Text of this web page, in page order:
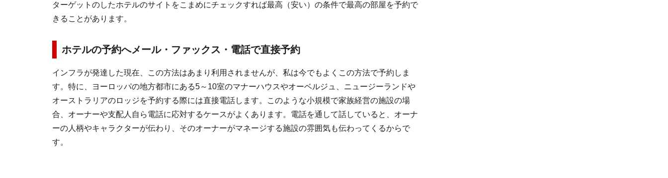
ターゲットのしたホテルのサイトをこまめにチェックすれば最高（安い）の条件で最高の部屋を予約で
きることがあります。
ホテルの予約へメール・ファックス・電話で直接予約
インフラが発達した現在、この方法はあまり利用されませんが、私は今でもよくこの方法で予約しま
す。特に、ヨーロッパの地方都市にある5～10室のマナーハウスやオーベルジュ、ニュージーランドや
オーストラリアのロッジを予約する際には直接電話します。このような小規模で家族経営の施設の場
合、オーナーや支配人自ら電話に応対するケースがよくあります。電話を通して話していると、オーナ
ーの人柄やキャラクターが伝わり、そのオーナーがマネージする施設の雰囲気も伝わってくるからで
す。